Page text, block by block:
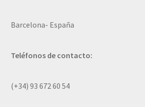
Barcelona- España
Teléfonos de contacto:
(+34) 93 672 60 54